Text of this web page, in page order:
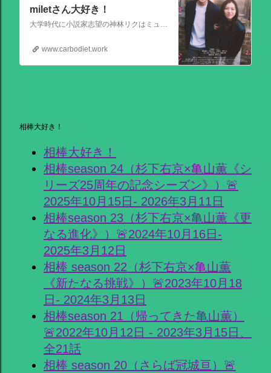
miletさん大好き！
大学時代に小説家志望の神林リクはミュージシャンを目指す前園ミナミと出会う。二人は互いに一目惚れして結婚。 8年後、リクは超人気のベストセラー作家となるがミナミは志半ばで夢を諦めていた。そんなある日ミナミとケンカした翌朝リクが目覚めると、なぜかミナミは大スターでリクは小説家ではなくいち編集者という世界
www.carbodiet.work
相棒大好き！
相棒大好き！
相棒season 24（杉下右京×亀山薫《シ
リーズ25周年の記念シーズン》）🚨
2025年10月15日- 2026年3月11日
相棒season 23（杉下右京×亀山薫《更
なる進化》）🚨2024年10月16日-
2025年3月12日
相棒 season 22（杉下右京×亀山薫
《新たなる挑戦》）🚨2023年10月18
日- 2024年3月13日
相棒season 21（帰ってきた亀山薫）
🚨2022年10月12日 - 2023年3月15日、
全21話
相棒 season 20（さらば冠城亘）🚨